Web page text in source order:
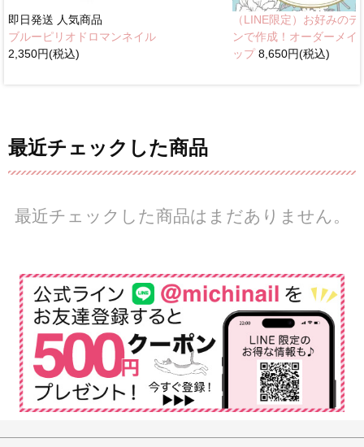
即日発送 人気商品
ブルーピリオドロマンネイル
2,350円(税込)
（LINE限定）お好みのデ
ンで作成！オーダーメイ
ップ8,650円(税込)
最近チェックした商品
最近チェックした商品はまだありません。